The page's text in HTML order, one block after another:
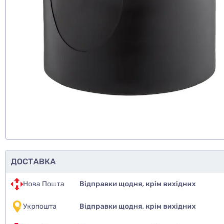
ДОСТАВКА
Нова Пошта Відправки щодня, крім вихідних
Укрпошта Відправки щодня, крім вихідних